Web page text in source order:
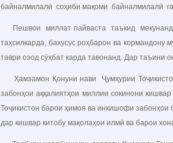
байналмилалӣ соҳиби мақоми байналмилалӣ
Пешвои миллат пайваста таъкид
таҳсилкарда, бахусус роҳбарон ва
таври озод сӯҳбат карда тавонанд. Дар таъини
Ҳамзамон Қонуни нави Ҷумҳурии
забонҳои аққалиятҳои миллии сокинони
Тоҷикистон барои ҳимоя ва инкишофи
дар кишвар китобу мақолаҳои илмӣ ва барои